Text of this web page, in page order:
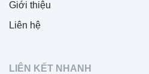
Giới thiệu
Liên hệ
LIÊN KẾT NHANH